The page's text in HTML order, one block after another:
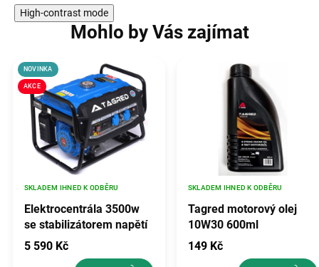
High-contrast mode
Mohlo by Vás zajímat
AKCE
NOVINKA
Elektrocentrála 3500w
se stabilizátorem napětí
avr, TAGRED TA3500GHX
SKLADEM IHNED K ODBĚRU
5 590 Kč
Tagred motorový olej
10W30 600ml
SKLADEM IHNED K ODBĚRU
149 Kč